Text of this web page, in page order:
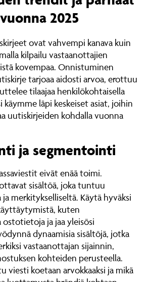
2025
ovat vahvempi kanava kuin
kilpailu vastaanottajien
kovempaa. Onnistuminen
tarjoaa aidosti arvoa, erottuu
tilaajaa henkilökohtaisella
käymme läpi keskeiset asiat, joihin
uutiskirjeiden kohdalla vuonna
ja segmentointi
eivät enää toimi.
sisältöä, joka tuntuu
merkitykselliseltä. Käytä hyväksi
kuten
ostotietoja ja jaa yleisösi
dynaamisia sisältöjä, jotka
vastaanottajan sijainnin,
kohteiden perusteella.
viesti koetaan arvokkaaksi ja mikä